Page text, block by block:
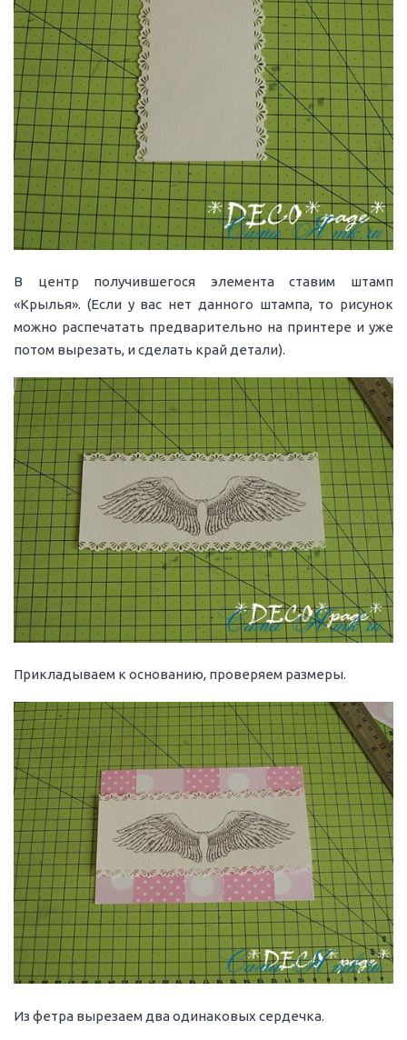
В центр получившегося элемента ставим штамп
«Крылья». (Если у вас нет данного штампа, то рисунок
можно распечатать предварительно на принтере и уже
потом вырезать, и сделать край детали).
Прикладываем к основанию, проверяем размеры.
Из фетра вырезаем два одинаковых сердечка.